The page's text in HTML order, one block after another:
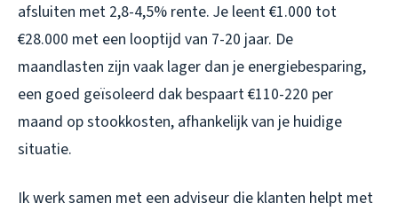
afsluiten met 2,8-4,5% rente. Je leent €1.000 tot
€28.000 met een looptijd van 7-20 jaar. De
maandlasten zijn vaak lager dan je energiebesparing,
een goed geïsoleerd dak bespaart €110-220 per
maand op stookkosten, afhankelijk van je huidige
situatie.
Ik werk samen met een adviseur die klanten helpt met